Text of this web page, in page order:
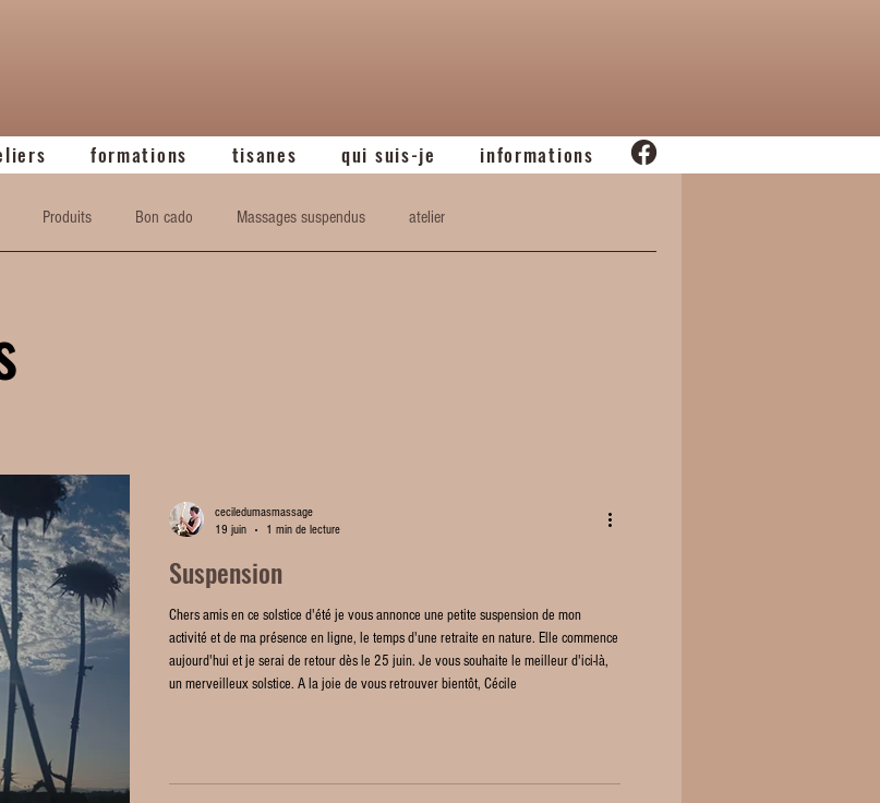
formations tisanes qui suis-je informations
Produits Bon cado Massages suspendus atelier
Suspension
Chers amis en ce solstice d'été je vous annonce une petite suspension de mon
activité et de ma présence en ligne, le temps d'une retraite en nature. Elle commence
aujourd'hui et je serai de retour dès le 25 juin. Je vous souhaite le meilleur d'ici-là,
un merveilleux solstice. A la joie de vous retrouver bientôt, Cécile
ceciledumasmassage
19 juin
1 min de lecture